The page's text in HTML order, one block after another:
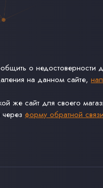
о недостоверности
на данном сайте,
же сайт для своего
форму обратной связи